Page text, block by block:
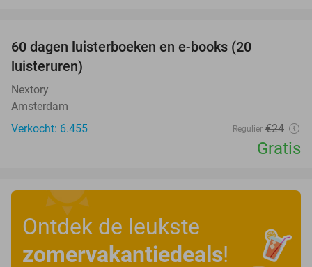
60 dagen luisterboeken en e-books (20
luisteruren)
Nextory
Amsterdam
Verkocht: 6.455
Regulier €24
Gratis
Ontdek de leukste
zomervakantiedeals!